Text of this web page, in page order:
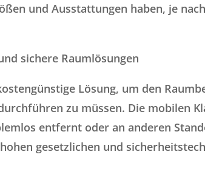
und Ausstattungen haben, je
sichere Raumlösungen
Lösung, um den
zu müssen. Die mobilen
entfernt oder an anderen
gesetzlichen und